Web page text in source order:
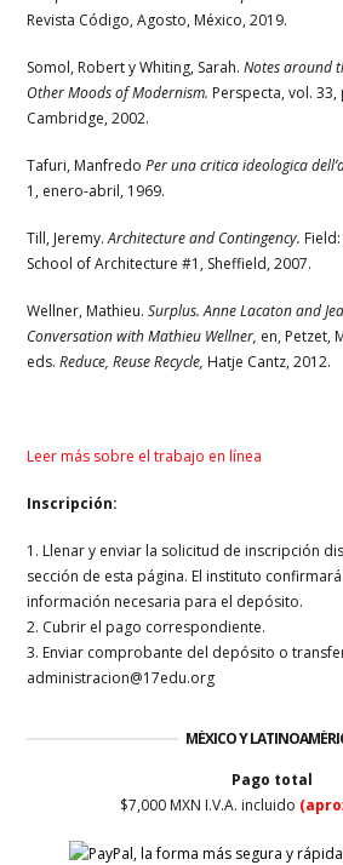
Revista Código, Agosto, México, 2019.
Somol, Robert y Whiting, Sarah.Notes around
Other Moods of Modernism. Perspecta, vol. 33,
Cambridge, 2002.
Tafuri, ManfredoPer una critica ideologica
1, enero-abril, 1969.
Till, Jeremy.Architecture and Contingency.
School of Architecture #1, Sheffield, 2007.
Wellner, Mathieu.Surplus. Anne Lacaton and
Conversation with Mathieu Wellner, en, Petzet,
eds.Reduce, Reuse Recycle, Hatje Cantz, 2012.
Leer más sobre el trabajo en línea
Inscripción:
1. Llenar y enviar la solicitud de inscripción
sección de esta página. El instituto
información necesaria para el depósito.
2. Cubrir el pago correspondiente.
3. Enviar comprobante del depósito o
administracion@17edu.org
MÉXICO Y
Pago total
$7,000 MXN I.V.A. incluido